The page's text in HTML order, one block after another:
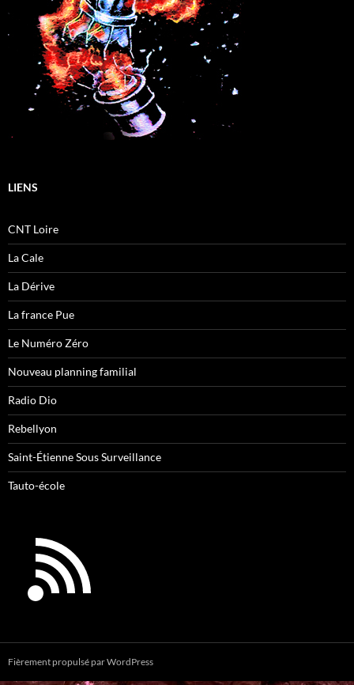
LIENS
CNT Loire
La Cale
La Dérive
La france Pue
Le Numéro Zéro
Nouveau planning familial
Radio Dio
Rebellyon
Saint-Étienne Sous Surveillance
Tauto-école
Fièrement propulsé par WordPress